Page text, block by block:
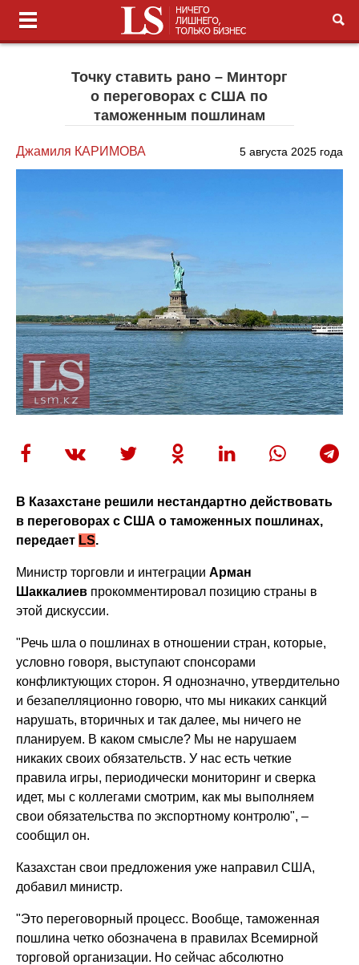
Точку ставить рано – Минторг
о переговорах с США по
таможенным пошлинам
Джамиля КАРИМОВА 5 августа 2025 года
В Казахстане решили нестандартно действовать
в переговорах с США о таможенных пошлинах,
передает LS.
Министр торговли и интеграцииАрман
Шаккалиев прокомментировал позицию страны в
этой дискуссии.
"Речь шла о пошлинах в отношении стран, которые,
условно говоря, выступают спонсорами
конфликтующих сторон. Я однозначно, утвердительно
и безапелляционно говорю, что мы никаких санкций
нарушать, вторичных и так далее, мы ничего не
планируем. В каком смысле? Мы не нарушаем
никаких своих обязательств. У нас есть четкие
правила игры, периодически мониторинг и сверка
идет, мы с коллегами смотрим, как мы выполняем
свои обязательства по экспортному контролю", –
сообщил он.
Казахстан свои предложения уже направил США,
добавил министр.
"Это переговорный процесс. Вообще, таможенная
пошлина четко обозначена в правилах Всемирной
торговой организации. Но сейчас абсолютно